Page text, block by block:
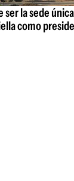
ser la sede
como